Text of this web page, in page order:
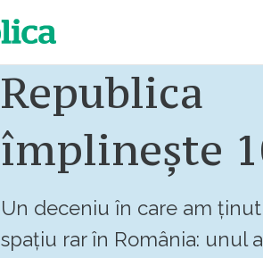
Republica
împlinește
Un deceniu în care am
spațiu rar în România: unul